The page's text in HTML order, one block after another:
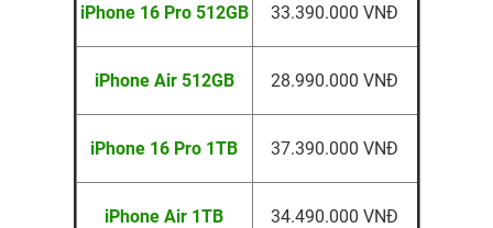
iPhone 16 Pro 512GB 33.390.000 VNĐ
iPhone Air 512GB 28.990.000 VNĐ
iPhone 16 Pro 1TB 37.390.000 VNĐ
iPhone Air 1TB 34.490.000 VNĐ